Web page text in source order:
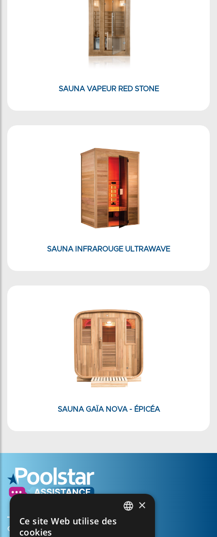
SAUNA VAPEUR RED STONE
SAUNA INFRAROUGE ULTRAWAVE
SAUNA GAÏA NOVA - ÉPICÉA
Créer mon compte
FRENCH
×
Ce site Web utilise des
cookies